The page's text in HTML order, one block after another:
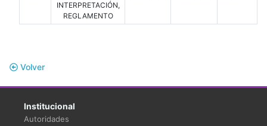
INTERPRETACIÓN,
REGLAMENTO
Volver
Institucional
Autoridades